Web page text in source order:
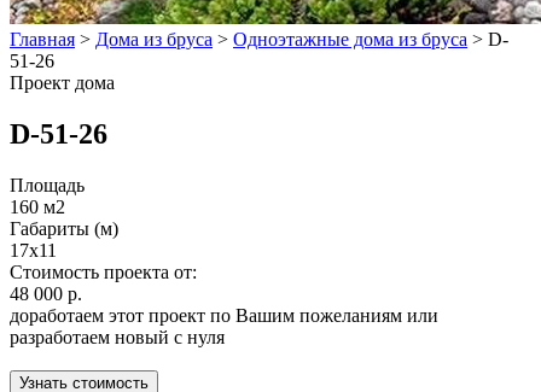
Главная > Дома из бруса > Одноэтажные дома из бруса > D-
51-26
Проект дома
D-51-26
Площадь
160 м2
Габариты (м)
17х11
Стоимость проекта от:
48 000 р.
доработаем этот проект по Вашим пожеланиям или
разработаем новый с нуля
Узнать стоимость